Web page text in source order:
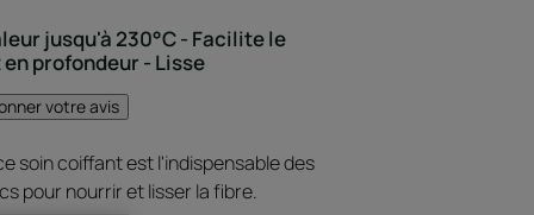
jusqu'à 230°C - Facilite le
profondeur - Lisse
votre avis
soin coiffant est l'indispensable des
pour nourrir et lisser la fibre.